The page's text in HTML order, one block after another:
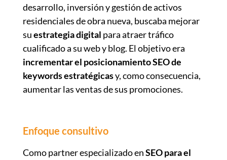
desarrollo, inversión y gestión de activos
residenciales de obra nueva, buscaba mejorar
suestrategia digital para atraer tráfico
cualificado a su web y blog. El objetivo era
incrementar el posicionamiento SEO de
keywords estratégicasy, como consecuencia,
aumentar las ventas de sus promociones.
Enfoque consultivo
Como partner especializado enSEO para el